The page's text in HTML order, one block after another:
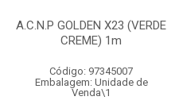
A.C.N.P GOLDEN X23 (VERDE
CREME) 1m
Código: 97345007
Embalagem: Unidade de
Venda\1